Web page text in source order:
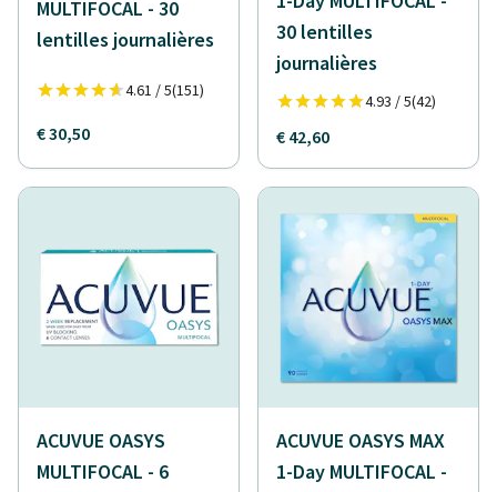
MULTIFOCAL - 30
lentilles journalières
4.61 / 5(151)
€ 30,50
30 lentilles
journalières
4.93 / 5(42)
€ 42,60
ACUVUE OASYS
MULTIFOCAL - 6
ACUVUE OASYS MAX
1-Day MULTIFOCAL -